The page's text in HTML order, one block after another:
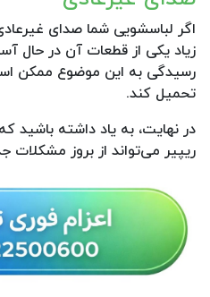
اگر لباسشویی شما صدای
زیاد یکی از قطعات آن در
رسیدگی به این موضوع ممکن
تحمیل کند.
در نهایت، به یاد داشته
ریپیر می‌تواند از بروز مشکلات